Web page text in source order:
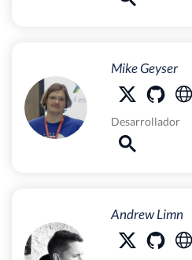
Mike Geyser
Desarrollador
Andrew Limn